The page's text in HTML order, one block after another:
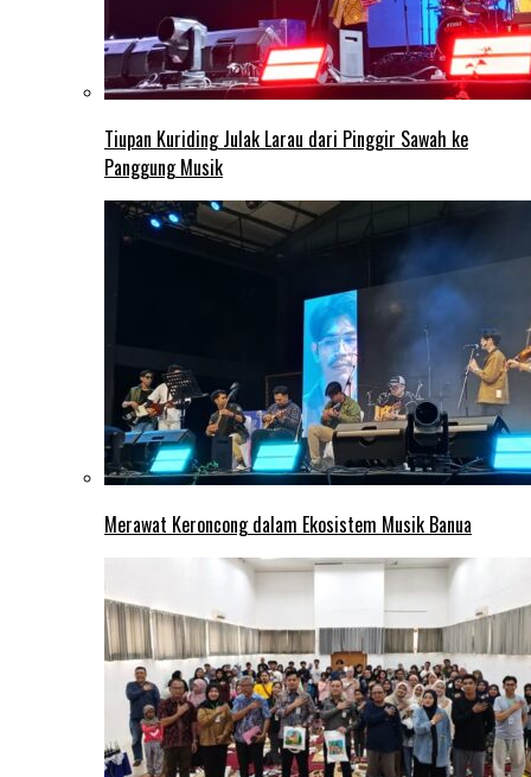
Tiupan Kuriding Julak Larau dari Pinggir Sawah ke
Panggung Musik
Merawat Keroncong dalam Ekosistem Musik Banua